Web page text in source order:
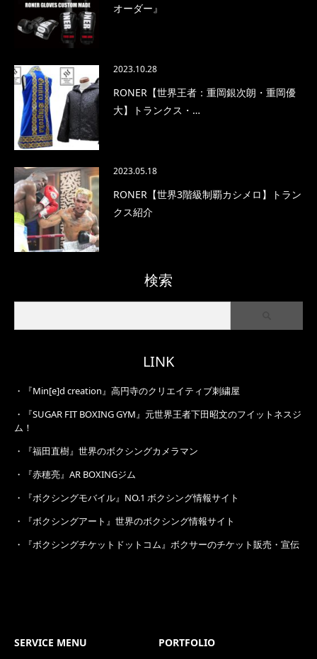
オーダー』
2023.10.28
RONER【世界王者：重岡銀次朗・重岡優
大】トランクス・…
2023.05.18
RONER【世界3階級制覇カシメロ】トラン
クス紹介
検索
LINK
・
『Min[e]d creation』高円寺のクリエイティブ刺繍屋
・
『SUGAR FIT BOXING GYM』元世界王者下田昭文のフイットネスジ
ム！
・
『福田直樹』世界のボクシングカメラマン
・
『赤穂亮』AR BOXINGジム
・
『ボクシングモバイル』NO.1 ボクシング情報サイト
・
『ボクシングアート』世界のボクシング情報サイト
・
『ボクシングチケットドットコム』ボクサーのチケット販売・宣伝
SERVICE MENU PORTFOLIO